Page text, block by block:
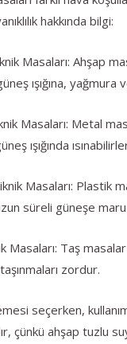
hakkında bilgi:
Masaları: Ahşap
ışığına,
Masaları: Metal
ışığında
Masaları: Plastik
süreli güneşe
Masaları: Taş
zordur.
seçerken,
çünkü ahşap tuzlu